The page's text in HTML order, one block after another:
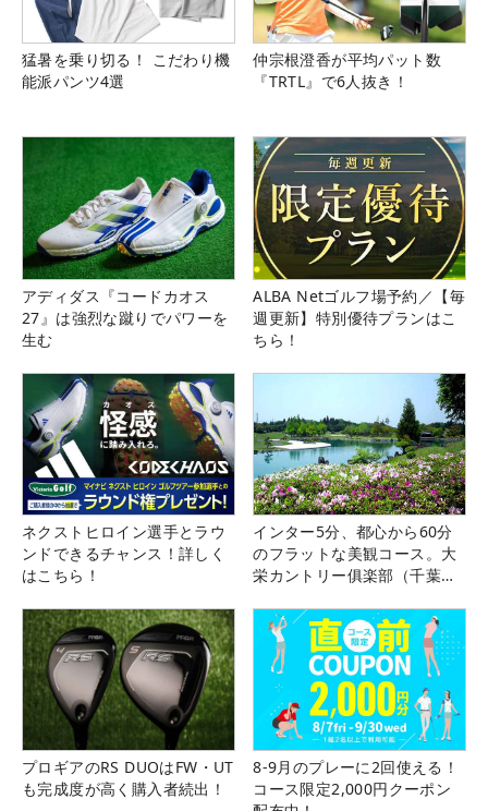
猛暑を乗り切る！ こだわり機
能派パンツ4選
仲宗根澄香が平均パット数
『TRTL』で6人抜き！
アディダス『コードカオス
27』は強烈な蹴りでパワーを
生む
ALBA Netゴルフ場予約／【毎
週更新】特別優待プランはこ
ちら！
ネクストヒロイン選手とラウ
ンドできるチャンス！詳しく
はこちら！
インター5分、都心から60分
のフラットな美観コース。大
栄カントリー俱楽部（千葉
プロギアのRS DUOはFW・UT
も完成度が高く購入者続出！
8-9月のプレーに2回使える！
コース限定2,000円クーポン